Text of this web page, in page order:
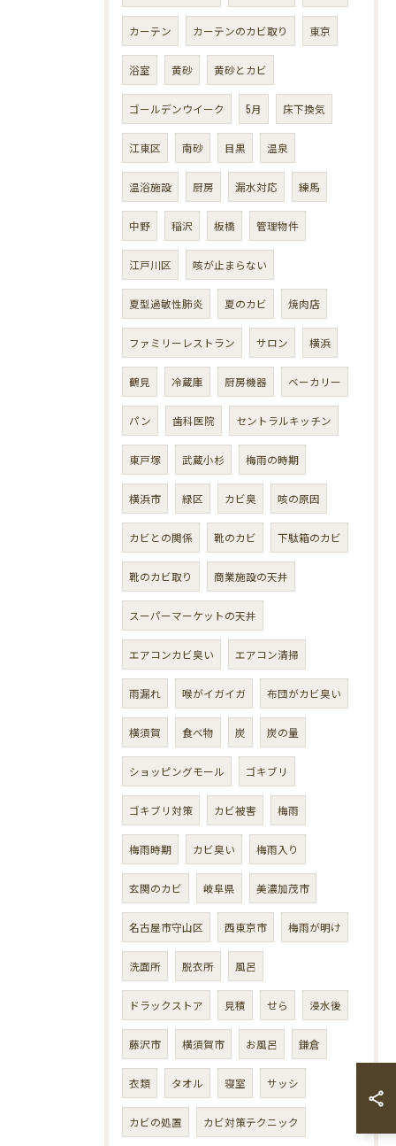
カーテン カーテンのカビ取り 東京
浴室 黄砂 黄砂とカビ
ゴールデンウイーク 5月 床下換気
江東区 南砂 目黒 温泉
温浴施設 厨房 漏水対応 練馬
中野 稲沢 板橋 管理物件
江戸川区 咳が止まらない
夏型過敏性肺炎 夏のカビ 焼肉店
ファミリーレストラン サロン 横浜
鶴見 冷蔵庫 厨房機器 ベーカリー
パン 歯科医院 セントラルキッチン
東戸塚 武蔵小杉 梅雨の時期
横浜市 緑区 カビ臭 咳の原因
カビとの関係 靴のカビ 下駄箱のカビ
靴のカビ取り 商業施設の天井
スーパーマーケットの天井
エアコンカビ臭い エアコン清掃
雨漏れ 喉がイガイガ 布団がカビ臭い
横須賀 食べ物 炭 炭の量
ショッピングモール ゴキブリ
ゴキブリ対策 カビ被害 梅雨
梅雨時期 カビ臭い 梅雨入り
玄関のカビ 岐阜県 美濃加茂市
名古屋市守山区 西東京市 梅雨が明け
洗面所 脱衣所 風呂
ドラックストア 見積 せら 浸水後
藤沢市 横須賀市 お風呂 鎌倉
衣類 タオル 寝室 サッシ
カビの処置 カビ対策テクニック